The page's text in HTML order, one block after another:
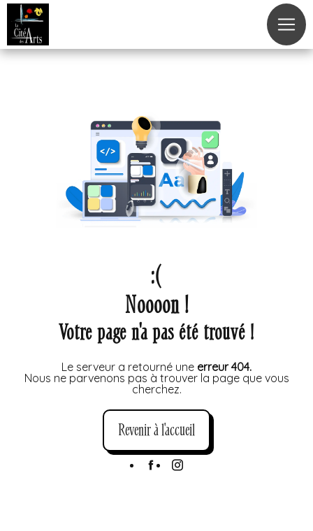
Noooon !
Votre page n'a pas été trouvé !
Le serveur a retourné une erreur 404.
Nous ne parvenons pas à trouver la page que vous
cherchez.
Revenir à l'accueil
Panneau de gestion des cookies